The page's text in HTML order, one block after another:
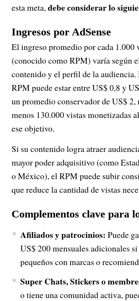
esta meta,debe considerar lo
Ingresos por AdSense
El ingreso promedio por cada 1.000
(conocido como RPM) varía según
contenido y el perfil de la
RPM puede estar entre US$ 0,8 y
un promedio conservador de US$ 2,
menos 130.000 vistas monetizadas
ese objetivo.
Si su contenido logra atraer
mayor poder adquisitivo (como
o México), el RPM puede subir
que reduce la cantidad de vistas
Complementos clave para
Afiliados y patrocinios: Puede
US$ 200 mensuales adicionales
pequeños con marcas o
Super Chats, Stickers o
o tiene una comunidad activa,